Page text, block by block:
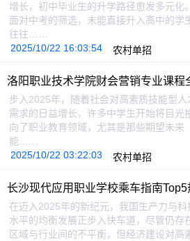
增长，初中毕业生的升学路径愈发多元化。
面对中考的筛选，未能直接升入高中的学
往往……
2025/10/22 16:03:54
农村单招
洛阳职业技术学院财会营销专业课程
步入2025年，随着社会对高素质技能型人
需求的日益增长，许多中学生开始将目光
向了职业教育领域，尤其是那些期望未来
能……
2025/10/22 03:22:03
农村单招
长沙现代应用职业学校乘车指南
在迈入2025年的新纪元，我国生产力与科
水平的均衡发展正步入快车道，尽管仍存
区域与行业间的不平衡，但经济建设对高